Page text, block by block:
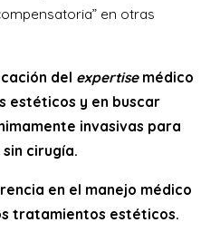
en otras
del expertisemédico
estéticos y en buscar
invasivas para
cirugía.
en el manejo médico
tratamientos estéticos.